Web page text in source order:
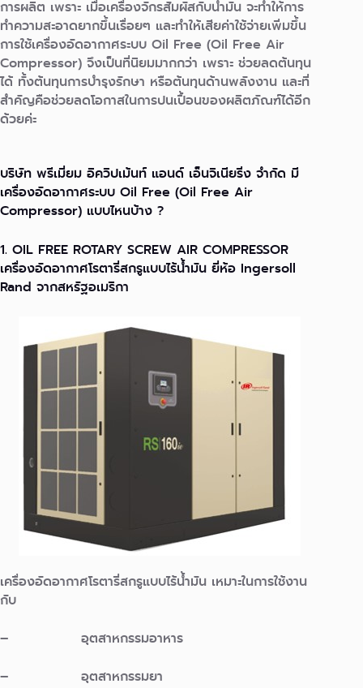
การผลิต เพราะ เมื่อเครื่องจักรสัมผัสกับน้ำมัน จะทำให้การ
ทำความสะอาดยากขึ้นเรื่อยๆ และทำให้เสียค่าใช้จ่ายเพิ่มขึ้น
การใช้เครื่องอัดอากาศระบบ Oil Free (Oil Free Air
Compressor) จึงเป็นที่นิยมมากกว่า เพราะ ช่วยลดต้นทุน
ได้ ทั้งต้นทุนการบำรุงรักษา หรือต้นทุนด้านพลังงาน และที่
สำคัญคือช่วยลดโอกาสในการปนเปื้อนของผลิตภัณฑ์ได้อีก
ด้วยค่ะ
บริษัท พรีเมี่ยม อิควิปเม้นท์ แอนด์ เอ็นจิเนียริ่ง จำกัด มี
เครื่องอัดอากาศระบบ Oil Free (Oil Free Air
Compressor) แบบไหนบ้าง ?
1. OIL FREE ROTARY SCREW AIR COMPRESSOR
เครื่องอัดอากาศโรตารี่สกรูแบบไร้น้ำมัน ยี่ห้อ Ingersoll
Rand จากสหรัฐอเมริกา
เครื่องอัดอากาศโรตารี่สกรูแบบไร้น้ำมัน เหมาะในการใช้งาน
กับ
– อุตสาหกรรมอาหาร
– อุตสาหกรรมยา